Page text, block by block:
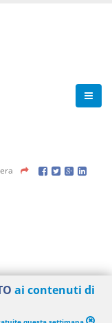
ai contenuti di